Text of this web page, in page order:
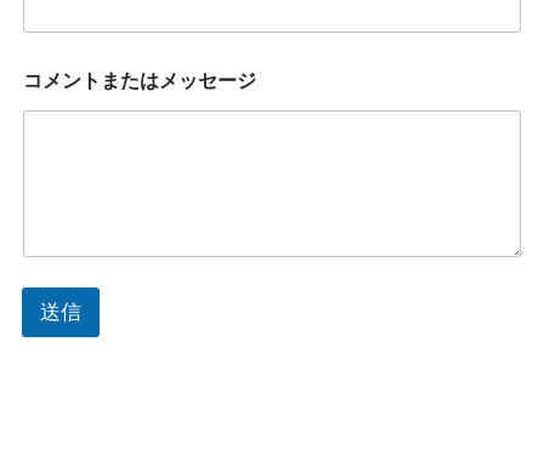
ッ
ー
は
メ
ッ
セ
コメントまたはメッセージ
送信